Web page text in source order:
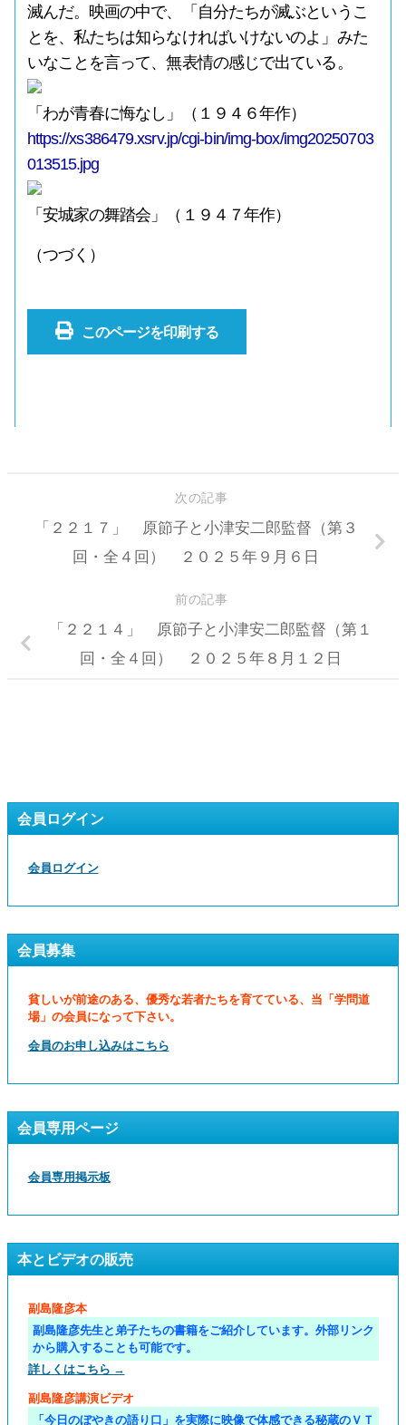
滅んだ。映画の中で、「自分たちが滅ぶというこ
とを、私たちは知らなければいけないのよ」みた
いなことを言って、無表情の感じで出ている。
「わが青春に悔なし」（１９４６年作）
https://xs386479.xsrv.jp/cgi-bin/img-box/img20250703
013515.jpg
「安城家の舞踏会」（１９４７年作）
（つづく）
このページを印刷する
次の記事
「２２１７」 原節子と小津安二郎監督（第３
回・全４回） ２０２５年９月６日
前の記事
「２２１４」 原節子と小津安二郎監督（第１
回・全４回） ２０２５年８月１２日
会員ログイン
会員ログイン
会員募集
貧しいが前途のある、優秀な若者たちを育てている、当「学問道
場」の会員になって下さい。
会員のお申し込みはこちら
会員専用ページ
会員専用掲示板
本とビデオの販売
副島隆彦本
副島隆彦先生と弟子たちの書籍をご紹介しています。外部リンク
から購入することも可能です。
詳しくはこちら →
副島隆彦講演ビデオ
「今日のぼやきの語り口」を実際に映像で体感できる秘蔵のＶＴ